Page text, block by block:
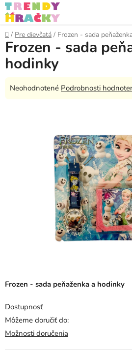
Prejsť
na
obsah
Domov
/ Pre dievčatá / Frozen - sada
Frozen - sada peňaženka a hodinky
Dostupnosť
Môžeme doručiť do:
Možnosti doručenia
Frozen - sada
hodinky
Priemerné
Neohodnotené Podrobnosti